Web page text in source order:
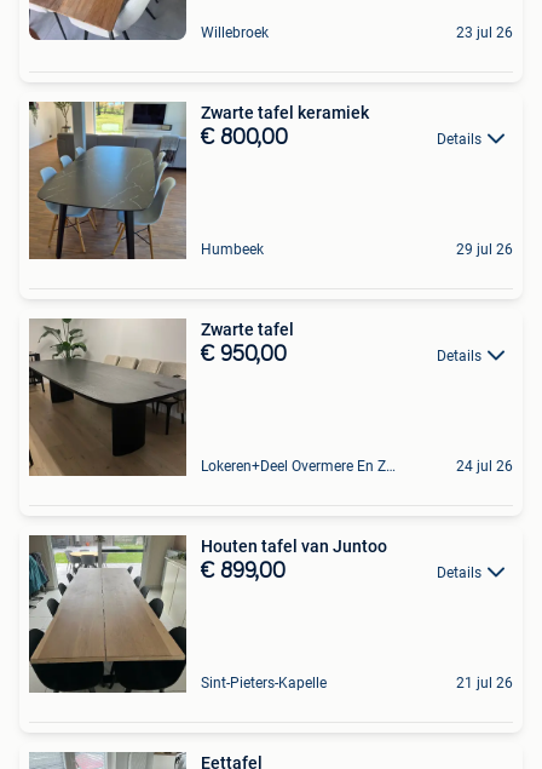
Willebroek 23 jul 26
Zwarte tafel keramiek
€ 800,00 Details
Humbeek 29 jul 26
Zwarte tafel
€ 950,00 Details
Lokeren+Deel Overmere En Zele 24 jul 26
Houten tafel van Juntoo
€ 899,00 Details
Sint-Pieters-Kapelle 21 jul 26
Eettafel